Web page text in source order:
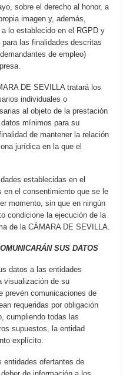
sobre el derecho al honor, a
imagen y, además,
lo establecido en el RGPD y
las finalidades descritas
de empleo)
DE SEVILLA tratará los
individuales o
al objeto de la prestación
mínimos para su
de mantener la relación
jurídica en la que el
establecidas en el
en el consentimiento que se le
momento, sin que en ningún
condicione la ejecución de la
de la CÁMARA DE SEVILLA.
SUS DATOS
datos a las entidades
visualización de su
prevén comunicaciones de
requeridas por obligación
cumpliendo todas las
supuestos, la entidad
explícito.
entidades ofertantes de